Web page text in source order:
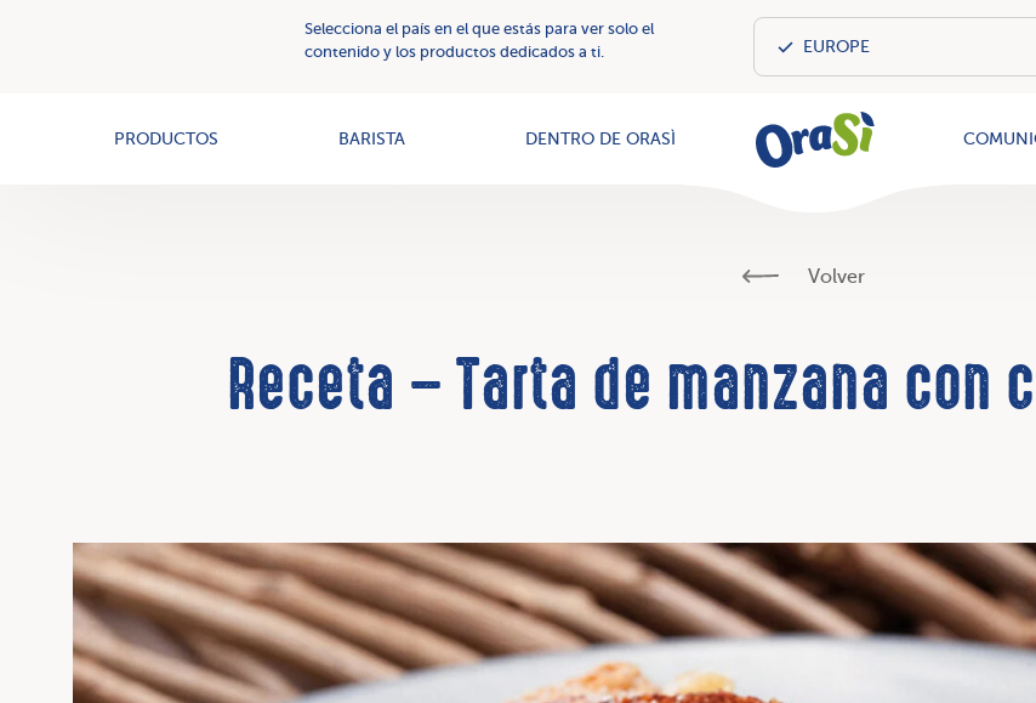
Selecciona el país en el que estás para ver solo el
contenido y los productos dedicados a ti.
OraSì
PRODUCTOS BARISTA DENTRO DE ORASÌ
Volver
Receta – Tarta de manzana con